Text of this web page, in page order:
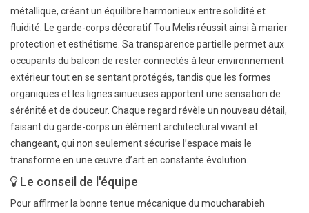
métallique, créant un équilibre harmonieux entre solidité et
fluidité. Le garde-corps décoratif Tou Melis réussit ainsi à marier
protection et esthétisme. Sa transparence partielle permet aux
occupants du balcon de rester connectés à leur environnement
extérieur tout en se sentant protégés, tandis que les formes
organiques et les lignes sinueuses apportent une sensation de
sérénité et de douceur. Chaque regard révèle un nouveau détail,
faisant du garde-corps un élément architectural vivant et
changeant, qui non seulement sécurise l’espace mais le
transforme en une œuvre d’art en constante évolution.
Le conseil de l'équipe
Pour affirmer la bonne tenue mécanique du moucharabieh